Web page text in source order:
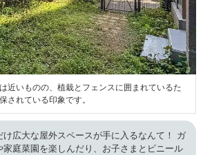
近いものの、植栽とフェンスに囲まれているた
されている印象です。
け広大な屋外スペースが手に入るなんて！ ガ
家庭菜園を楽しんだり、お子さまとビニール